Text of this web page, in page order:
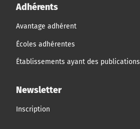
Adhérents
Avantage adhérent
Écoles adhérentes
Établissements ayant des publications
Newsletter
Inscription